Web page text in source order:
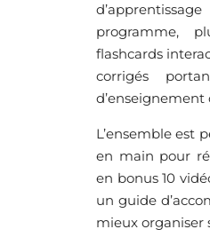
programme,
flashcards
corrigés
d’enseignement
L’ensemble est
en main pour
en bonus 10
un guide
mieux organiser